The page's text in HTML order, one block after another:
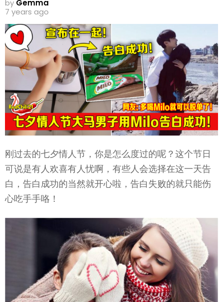
by Gemma
7 years ago
刚过去的七夕情人节，你是怎么度过的呢？这个节日
可说是有人欢喜有人忧啊，有些人会选择在这一天告
白，告白成功的当然就开心啦，告白失败的就只能伤
心吃手手咯！